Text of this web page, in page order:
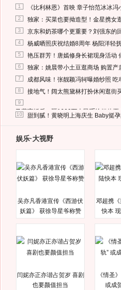
1 《比利林恩》首映 章子怡范冰冰
2 独家：买菜也要拗造型！金星携女
3 京东和奶茶哪个更重要？刘强东的
4 杨威晒照庆祝结婚8周年 杨阳洋轻
5 艳压群芳！唐嫣修身长裙现身活动
6 独家：姚晨带小土豆逛商场 购置产
7 成都风味！张靓颖冯轲曝婚纱照 吃
8 接地气！阔太熊黛林打扮休闲逛街
9
马蓉离婚后，砸1000万人民币给媒体要
10 甜到腻！黄晓明上海庆生 Baby挺
娱乐·大视野
吴亦凡香港宣传《西游伏
妖篇》 获徐导星爷称赞
邓超携
快本
闫妮亦正亦谐占贺岁 喜剧
也要颜值担当
《情圣
或成